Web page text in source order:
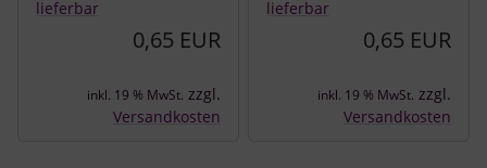
lieferbar
0,65 EUR
inkl. 19 % MwSt. zzgl.
Versandkosten
lieferbar
0,65 EUR
inkl. 19 % MwSt. zzgl.
Versandkosten